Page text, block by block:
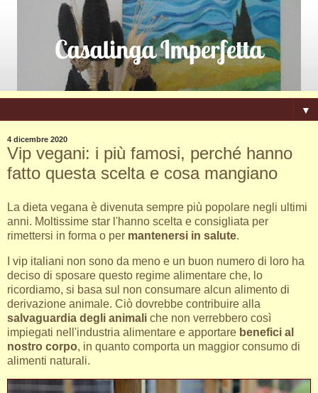
▼
4 dicembre 2020
Vip vegani: i più famosi, perché hanno
fatto questa scelta e cosa mangiano
La dieta vegana è divenuta sempre più popolare negli ultimi
anni. Moltissime star l'hanno scelta e consigliata per
rimettersi in forma o per mantenersi in salute.
I vip italiani non sono da meno e un buon numero di loro ha
deciso di sposare questo regime alimentare che, lo
ricordiamo, si basa sul non consumare alcun alimento di
derivazione animale. Ciò dovrebbe contribuire alla
salvaguardia degli animali che non verrebbero così
impiegati nell'industria alimentare e apportare benefici al
nostro corpo, in quanto comporta un maggior consumo di
alimenti naturali.